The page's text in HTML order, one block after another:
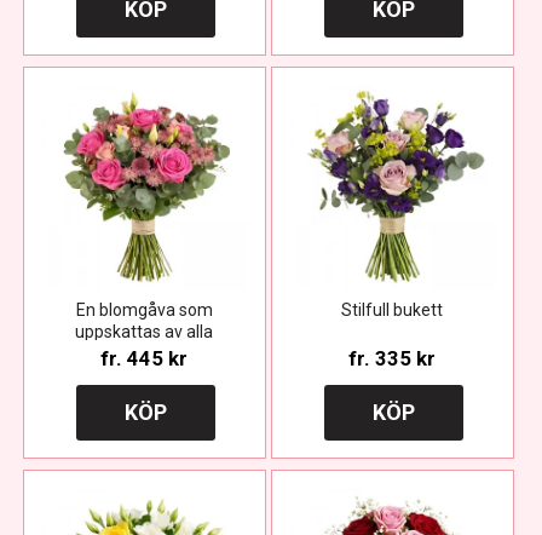
KÖP KÖP
En blomgåva som
uppskattas av alla
fr. 445 kr
KÖP
Stilfull bukett
fr. 335 kr
KÖP